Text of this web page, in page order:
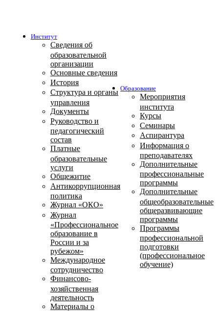
Институт
Сведения об
образовательной
организации
Основные сведения
История
Структура и органы
управления
Документы
Руководство и
педагогический
состав
Платные
образовательные
услуги
Общежитие
Антикоррупционная
политика
Журнал «ОКО»
Журнал
«Профессиональное
образование в
России и за
рубежом»
Международное
сотрудничество
Финансово-
хозяйственная
деятельность
Материалы о
Образование
Мероприятия
института
Курсы
Семинары
Аспирантура
Информация о
преподавателях
Дополнительные
профессиональные
программы
Дополнительные
общеобразовательные
общеразвивающие
программы
Программы
профессиональной
подготовки
(профессиональное
обучение)